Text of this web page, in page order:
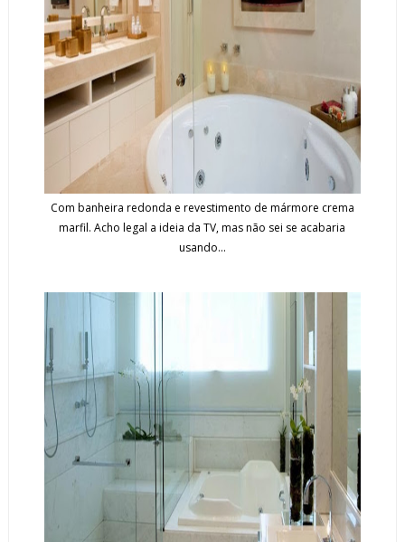
Com banheira redonda e revestimento de mármore crema
marfil. Acho legal a ideia da TV, mas não sei se acabaria
usando...